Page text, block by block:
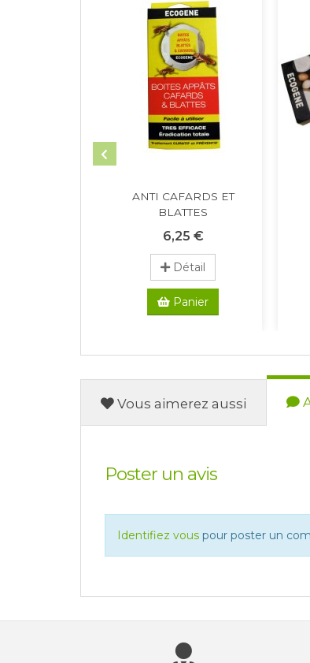
ANTI CAFARDS ET
BLATTES
6,25 €
Détail
Panier
Vous aimerez aussi
Poster un avis
Identifiez vous pour poster un